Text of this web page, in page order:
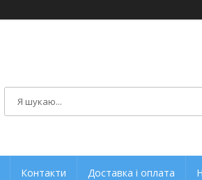
Контакти Доставка і оплата